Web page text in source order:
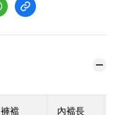
褲襠 內襠長